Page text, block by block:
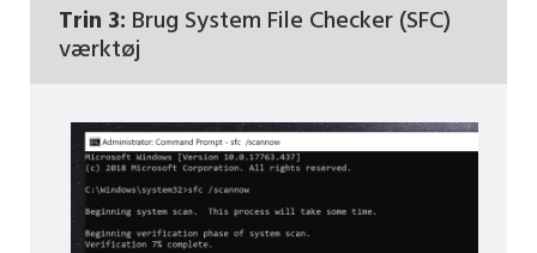
Trin 3: Brug System File Checker (SFC)
værktøj